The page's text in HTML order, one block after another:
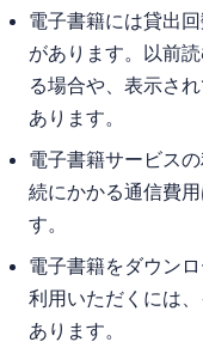
電子書籍には貸出
があります。以前
る場合や、表示さ
あります。
電子書籍サービス
続にかかる通信費
す。
電子書籍をダウン
利用いただくには
あります。